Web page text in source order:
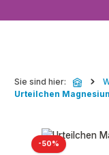
Sie sind hier:
Urteilchen
Bildergalerie
-50% Rabatt